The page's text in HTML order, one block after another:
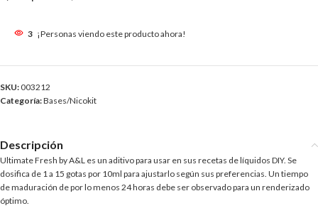
3 ¡Personas viendo este producto ahora!
SKU: 003212
Categoría:Bases/Nicokit
Descripción
Ultimate Fresh by A&L es un aditivo para usar en sus recetas de líquidos DIY. Se
dosifica de 1 a 15 gotas por 10ml para ajustarlo según sus preferencias. Un tiempo
de maduración de por lo menos 24 horas debe ser observado para un renderizado
óptimo.